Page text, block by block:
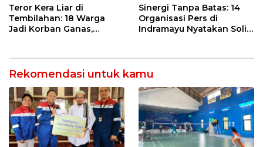
Sekolah Lapang Iklim
Kebakaran
Teror Kera Liar di
Tembilahan: 18 Warga
Jadi Korban Ganas,
Sinergi Tanpa Batas: 14
Organisasi Pers di
Indramayu Nyatakan Solid
Rekomendasi untuk kamu